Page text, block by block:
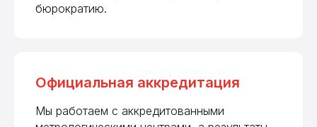
бюрократию.
Официальная аккредитация
Мы работаем с аккредитованными